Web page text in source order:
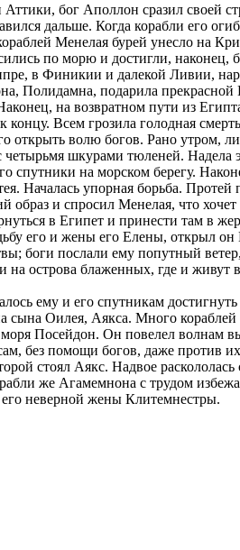
бог Аполлон сразил своей
дальше. Когда корабли его
Менелая бурей унесло на
по морю и достигли, наконец,
в Финикии и далекой Ливии,
подарила прекрасной
на возвратном пути из
Всем грозила голодная
открыть волю богов. Рано утром,
шкурами тюленей.
спутники на морском берегу.
упорная борьба. Протей
и спросил Менелая, что
в Египет и принести там в
его и жены его Елены, открыл
боги послали ему попутный
острова блаженных, где и живут
ему и его спутникам достигнуть
сына Оилея, Аякса. Много
Посейдон. Он повелел волнам
без помощи богов, даже против
стоял Аякс. Надвое
же Агамемнона с трудом
неверной жены Клитемнестры.